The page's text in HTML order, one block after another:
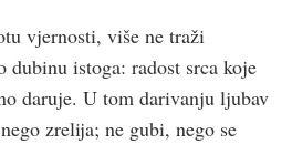
vjernosti, više ne traži
dubinu istoga: radost srca koje
daruje. U tom darivanju ljubav
zrelija; ne gubi, nego se